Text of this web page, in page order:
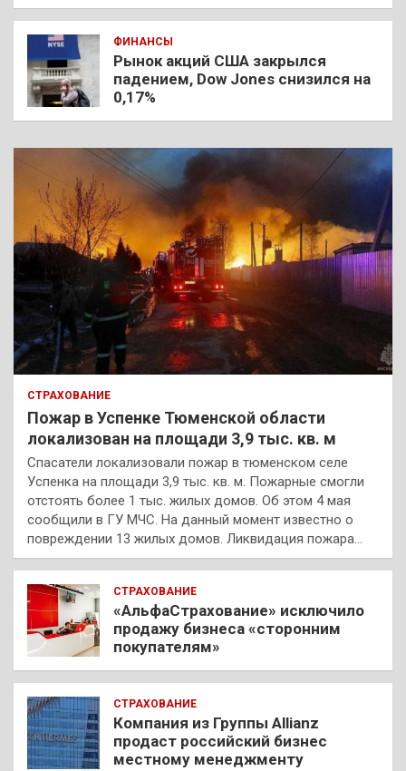
ФИНАНСЫ
Рынок акций США закрылся
падением, Dow Jones снизился на
0,17%
СТРАХОВАНИЕ
Пожар в Успенке Тюменской области
локализован на площади 3,9 тыс. кв. м
Спасатели локализовали пожар в тюменском селе
Успенка на площади 3,9 тыс. кв. м. Пожарные смогли
отстоять более 1 тыс. жилых домов. Об этом 4 мая
сообщили в ГУ МЧС. На данный момент известно о
повреждении 13 жилых домов. Ликвидация пожара…
СТРАХОВАНИЕ
«АльфаСтрахование» исключило
продажу бизнеса «сторонним
покупателям»
СТРАХОВАНИЕ
Компания из Группы Allianz
продаст российский бизнес
местному менеджменту